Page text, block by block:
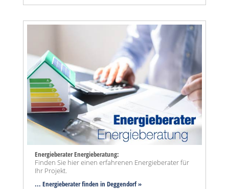
Energieberater Energieberatung:
Finden Sie hier einen erfahrenen Energieberater für
Ihr Projekt.
... Energieberater finden in Deggendorf »